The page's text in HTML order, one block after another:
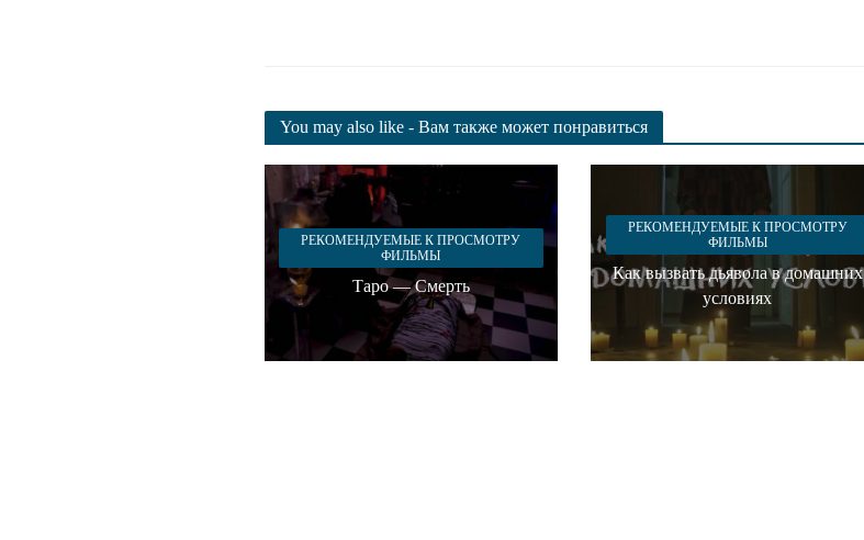
You may also like - Вам также может понравиться
РЕКОМЕНДУЕМЫЕ К ПРОСМОТРУ
ФИЛЬМЫ
Таро — Смерть
РЕКОМЕНДУЕМЫЕ К ПРОСМОТРУ
ФИЛЬМЫ
Как вызвать дьявола в домашних
условиях